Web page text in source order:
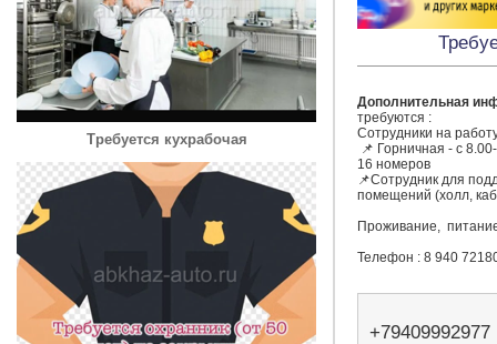
Требуется кухрабочая
Дополнительная
требуются :
Сотрудники на
16 номеров
📌Сотрудник для
помещений (холл,
Проживание,
Телефон : 8 940
+79409992977